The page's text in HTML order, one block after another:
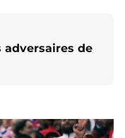
adversaires de